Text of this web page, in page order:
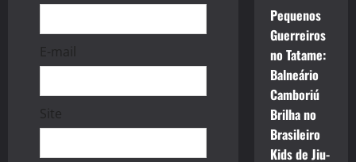
E-mail
Site
Pequenos
Guerreiros
no Tatame:
Balneário
Camboriú
Brilha no
Brasileiro
Kids de Jiu-